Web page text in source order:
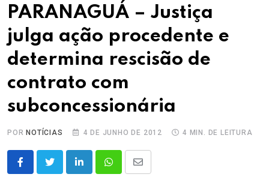
PARANAGUÁ – Justiça
julga ação procedente e
determina rescisão de
contrato com
subconcessionária
POR NOTÍCIAS 4 DE JUNHO DE 2012 4 MIN. DE LEITURA
LinkedInWhatsappShare